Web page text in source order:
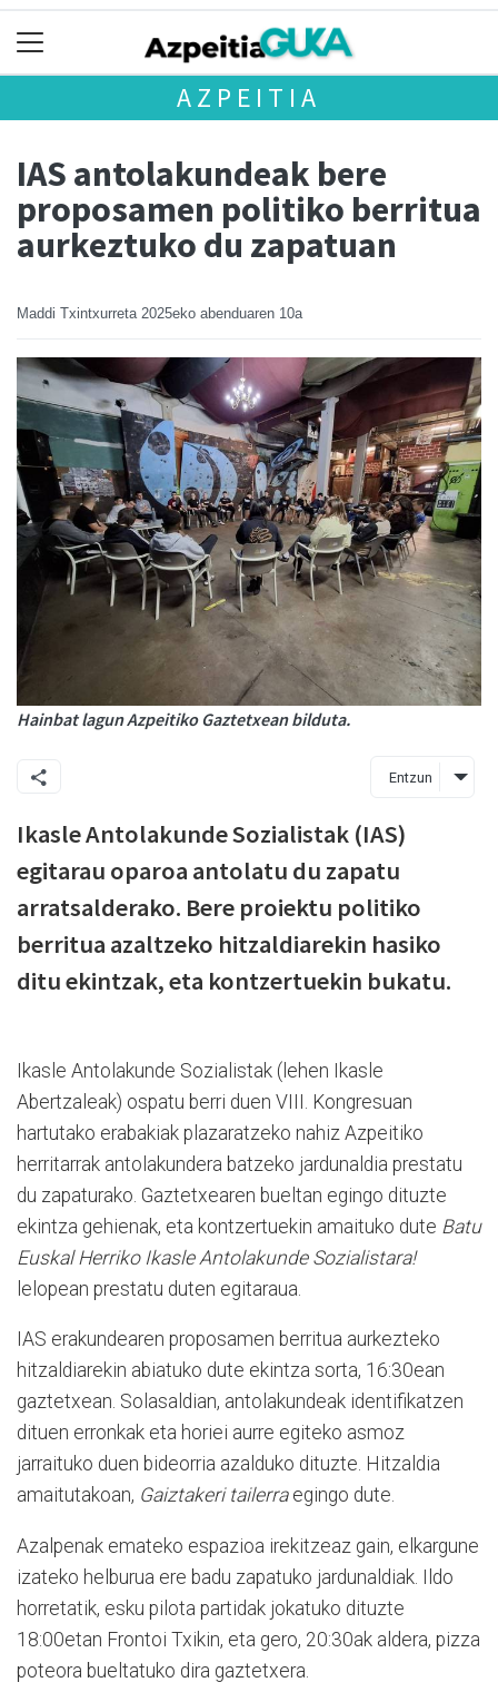
AZPEITIA
IAS antolakundeak bere
proposamen politiko berritua
aurkeztuko du zapatuan
Maddi Txintxurreta 2025eko abenduaren 10a
Hainbat lagun Azpeitiko Gaztetxean bilduta.
Entzun
Ikasle Antolakunde Sozialistak (IAS)
egitarau oparoa antolatu du zapatu
arratsalderako. Bere proiektu politiko
berritua azaltzeko hitzaldiarekin hasiko
ditu ekintzak, eta kontzertuekin bukatu.
Ikasle Antolakunde Sozialistak (lehen Ikasle
Abertzaleak) ospatu berri duen VIII. Kongresuan
hartutako erabakiak plazaratzeko nahiz Azpeitiko
herritarrak antolakundera batzeko jardunaldia prestatu
du zapaturako. Gaztetxearen bueltan egingo dituzte
ekintza gehienak, eta kontzertuekin amaituko dute Batu
Euskal Herriko Ikasle Antolakunde Sozialistara!
lelopean prestatu duten egitaraua.
IAS erakundearen proposamen berritua aurkezteko
hitzaldiarekin abiatuko dute ekintza sorta, 16:30ean
gaztetxean. Solasaldian, antolakundeak identifikatzen
dituen erronkak eta horiei aurre egiteko asmoz
jarraituko duen bideorria azalduko dituzte. Hitzaldia
amaitutakoan, Gaiztakeri tailerraegingo dute.
Azalpenak emateko espazioa irekitzeaz gain, elkargune
izateko helburua ere badu zapatuko jardunaldiak. Ildo
horretatik, esku pilota partidak jokatuko dituzte
18:00etan Frontoi Txikin, eta gero, 20:30ak aldera, pizza
poteora bueltatuko dira gaztetxera.